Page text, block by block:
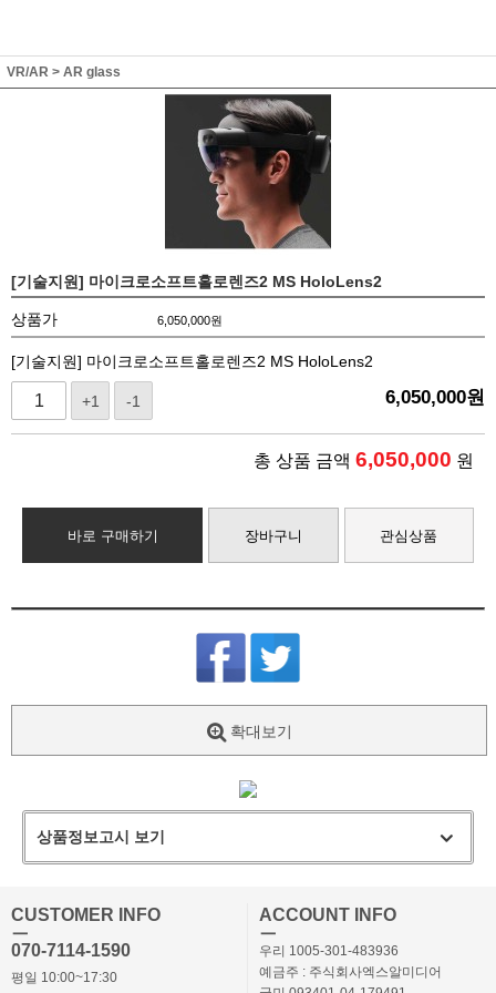
VR/AR > AR glass
[기술지원] 마이크로소프트홀로렌즈2 MS HoloLens2
상품가 6,050,000원
[기술지원] 마이크로소프트홀로렌즈2 MS HoloLens2
+1 -1 6,050,000원
총 상품 금액 6,050,000 원
바로 구매하기 장바구니 관심상품
확대보기
상품정보고시 보기
CUSTOMER INFO
ㅡ
070-7114-1590
평일 10:00~17:30
ACCOUNT INFO
ㅡ
우리 1005-301-483936
예금주 : 주식회사엑스알미디어